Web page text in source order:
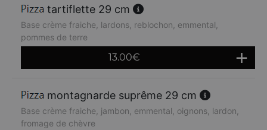
tartiflette 29 cm
Base crème fraiche, lardons, reblochon, emmental,
pommes de terre
13.00€
montagnarde suprême 29 cm
Base crème fraiche, jambon, emmental, oignons, lardon,
fromage de chèvre